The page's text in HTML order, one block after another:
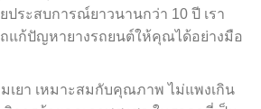
ยประสบการณ์ยาวนานกว่า 10 ปี เรา
แก้ปัญหายางรถยนต์ให้คุณได้อย่างมือ
เยา เหมาะสมกับคุณภาพ ไม่แพงเกิน